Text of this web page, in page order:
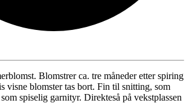
Blomstrer ca. tre måneder etter spiring
visne blomster tas bort. Fin til snitting, som
spiselig garnityr. Direkteså på vekstplassen